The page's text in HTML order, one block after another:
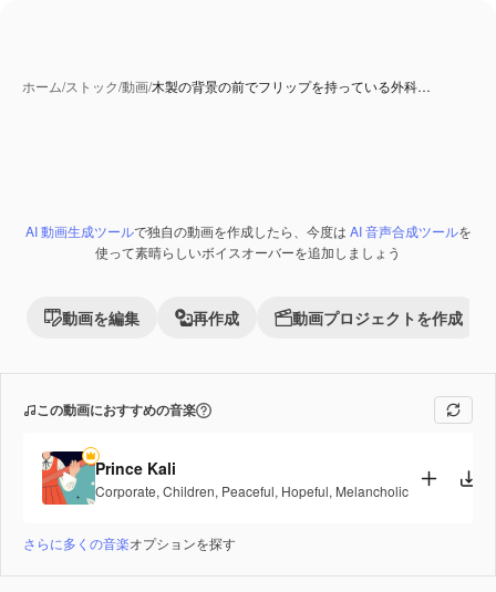
ホーム/ストック/動画/木製の背景の前でフリップを持っている外科…
PremiumAI 生成コンテンツ
AI 動画生成ツールで独自の動画を作成したら、今度は AI 音声合成ツールを
使って素晴らしいボイスオーバーを追加しましょう
動画を編集 再作成 動画プロジェクトを作成
この動画におすすめの音楽
Prince Kali
Corporate, Children, Peaceful, Hopeful, Melancholic
さらに多くの音楽オプションを探す